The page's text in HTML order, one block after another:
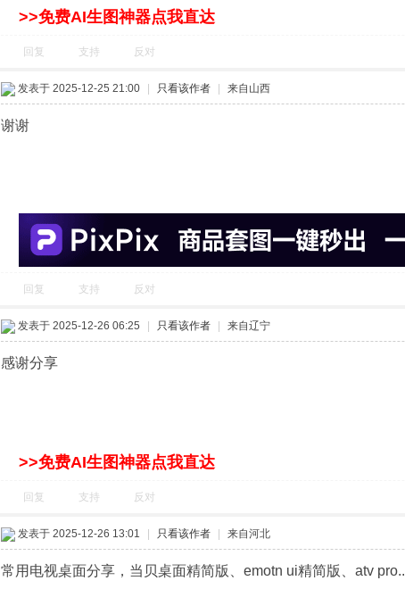
>>免费AI生图神器点我直达
回复 支持 反对
发表于 2025-12-25 21:00 只看该作者 来自山西
谢谢
回复 支持 反对
发表于 2025-12-26 06:25 只看该作者 来自辽宁
感谢分享
>>免费AI生图神器点我直达
回复 支持 反对
发表于 2025-12-26 13:01 只看该作者 来自河北
常用电视桌面分享，当贝桌面精简版、emotn ui精简版、atv pro..